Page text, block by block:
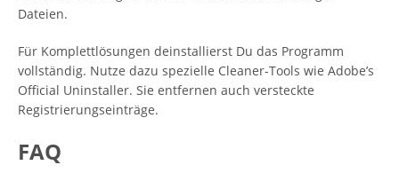
Dateien.
Für Komplettlösungen deinstallierst Du das Programm
vollständig. Nutze dazu spezielle Cleaner-Tools wie Adobe’s
Official Uninstaller. Sie entfernen auch versteckte
Registrierungseinträge.
FAQ